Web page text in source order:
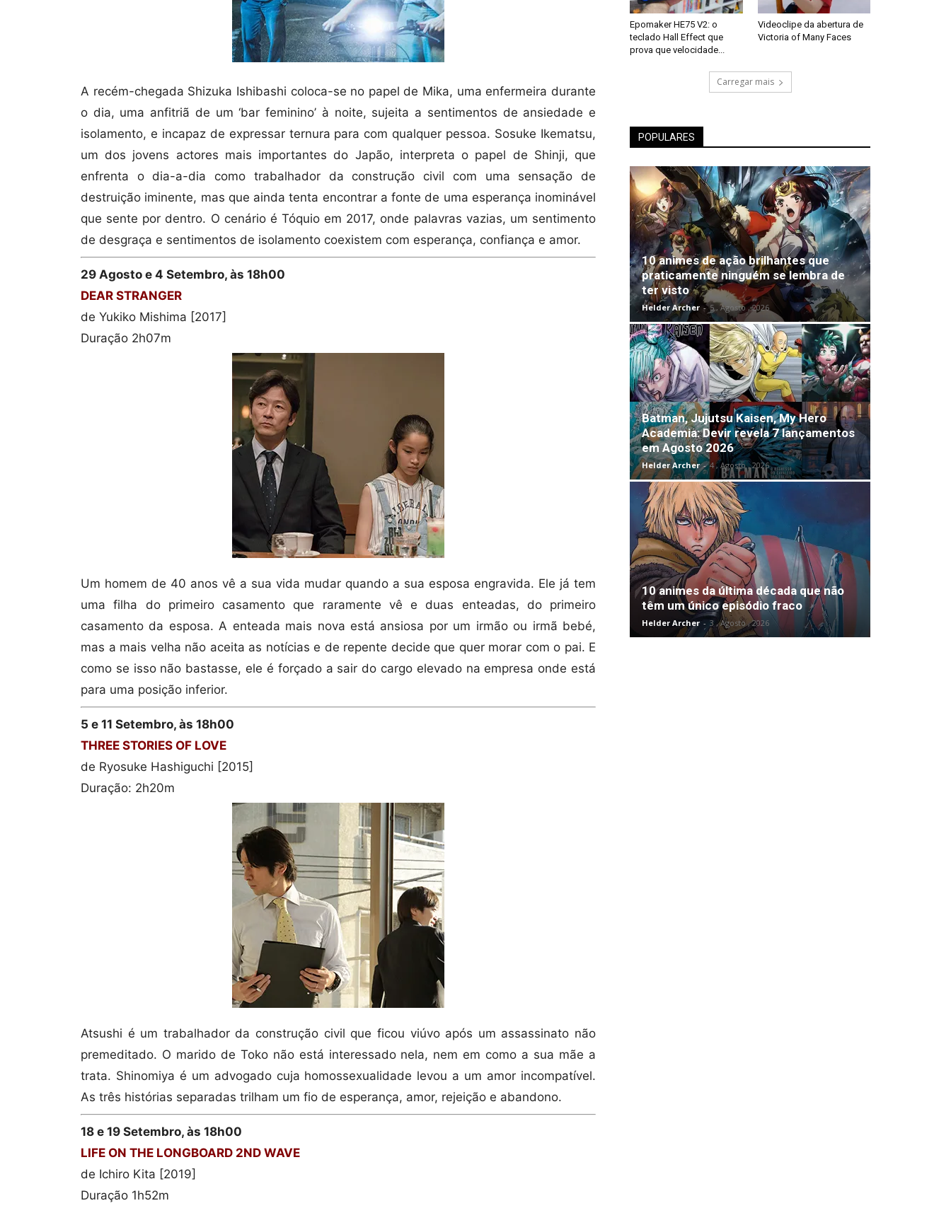
A recém-chegada Shizuka Ishibashi coloca-se no papel de Mika, uma enfermeira durante
o dia, uma anfitriã de um ‘bar feminino’ à noite, sujeita a sentimentos de ansiedade e
isolamento, e incapaz de expressar ternura para com qualquer pessoa. Sosuke Ikematsu,
um dos jovens actores mais importantes do Japão, interpreta o papel de Shinji, que
enfrenta o dia-a-dia como trabalhador da construção civil com uma sensação de
destruição iminente, mas que ainda tenta encontrar a fonte de uma esperança inominável
que sente por dentro. O cenário é Tóquio em 2017, onde palavras vazias, um sentimento
de desgraça e sentimentos de isolamento coexistem com esperança, confiança e amor.
29 Agosto e 4 Setembro, às 18h00
DEAR STRANGER
de Yukiko Mishima [2017]
Duração 2h07m
Um homem de 40 anos vê a sua vida mudar quando a sua esposa engravida. Ele já tem
uma filha do primeiro casamento que raramente vê e duas enteadas, do primeiro
casamento da esposa. A enteada mais nova está ansiosa por um irmão ou irmã bebé,
mas a mais velha não aceita as notícias e de repente decide que quer morar com o pai. E
como se isso não bastasse, ele é forçado a sair do cargo elevado na empresa onde está
para uma posição inferior.
5 e 11 Setembro, às 18h00
THREE STORIES OF LOVE
de Ryosuke Hashiguchi [2015]
Duração: 2h20m
Atsushi é um trabalhador da construção civil que ficou viúvo após um assassinato não
premeditado. O marido de Toko não está interessado nela, nem em como a sua mãe a
trata. Shinomiya é um advogado cuja homossexualidade levou a um amor incompatível.
As três histórias separadas trilham um fio de esperança, amor, rejeição e abandono.
18 e 19 Setembro, às 18h00
LIFE ON THE LONGBOARD 2ND WAVE
de Ichiro Kita [2019]
Duração 1h52m
Epomaker HE75 V2: o
teclado Hall Effect que
prova que velocidade...
Videoclipe da abertura de
Victoria of Many Faces
Carregar mais
POPULARES
10 animes de ação brilhantes que
praticamente ninguém se lembra de
ter visto
Helder Archer - 5 , Agosto , 2026
Batman, Jujutsu Kaisen, My Hero
Academia: Devir revela 7 lançamentos
em Agosto 2026
Helder Archer - 4 , Agosto , 2026
10 animes da última década que não
têm um único episódio fraco
Helder Archer - 3 , Agosto , 2026